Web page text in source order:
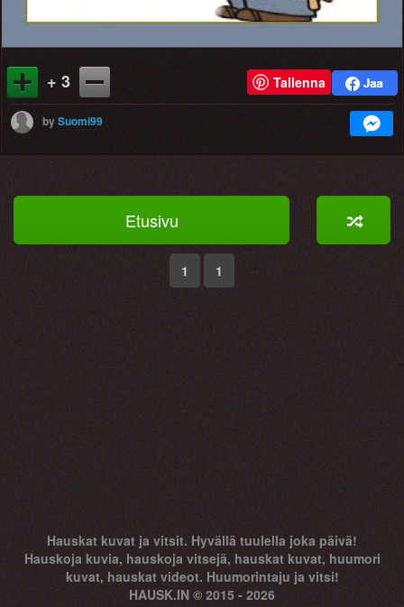
+ 3 Tallenna
bySuomi99
Etusivu
1 1
Hauskat kuvat ja vitsit. Hyvällä tuulella joka päivä!
Hauskoja kuvia, hauskoja vitsejä, hauskat kuvat, huumori
kuvat, hauskat videot. Huumorintaju ja vitsi!
HAUSK.IN © 2015 - 2026